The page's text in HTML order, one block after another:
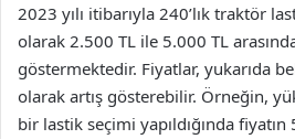
2023 yılı itibarıyla 240’lık traktör
olarak 2.500 TL ile 5.000 TL
göstermektedir. Fiyatlar, yukarıda
olarak artış gösterebilir. Örneğin,
bir lastik seçimi yapıldığında fiyatın